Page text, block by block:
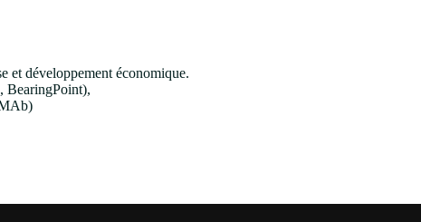
et développement économique.
BearingPoint),